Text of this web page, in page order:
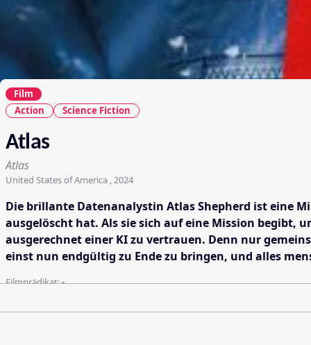
Film
Action
Science Fiction
Atlas
Atlas
United States of America , 2024
Die brillante Datenanalystin Atlas Shepherd ist eine
ausgelöscht hat. Als sie sich auf eine Mission begibt,
ausgerechnet einer KI zu vertrauen. Denn nur
einst nun endgültig zu Ende zu bringen, und alles
Filmprädikat:-